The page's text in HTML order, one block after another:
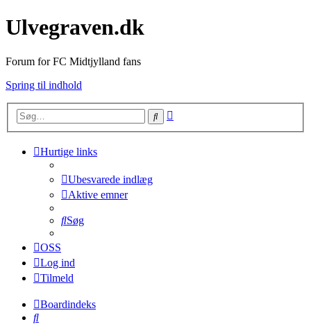
Ulvegraven.dk
Forum for FC Midtjylland fans
Spring til indhold
Søg
Hurtige links
Ubesvarede indlæg
Aktive emner
Søg
OSS
Log ind
Tilmeld
Boardindeks
Søg